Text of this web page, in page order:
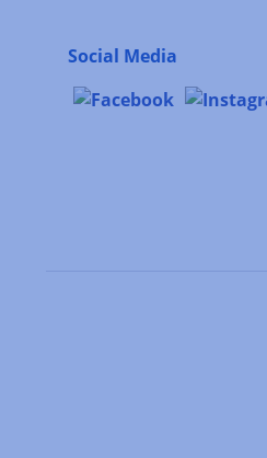
Social Media